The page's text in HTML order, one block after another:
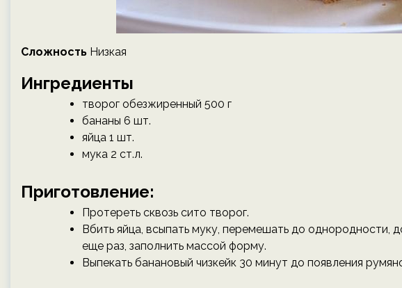
Сложность Низкая
Ингредиенты
творог обезжиренный 500 г
бананы 6 шт.
яйца 1 шт.
мука 2 ст.л.
Приготовление:
Протереть сквозь сито творог.
Вбить яйца, всыпать муку, перемешать до однородности,
еще раз, заполнить массой форму.
Выпекать банановый чизкейк 30 минут до появления